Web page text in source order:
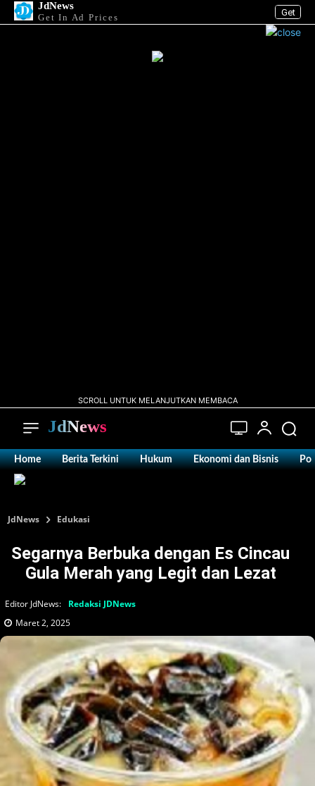
Get
JdNews
Get In Ad Prices
SCROLL UNTUK MELANJUTKAN MEMBACA
JdNews
Home Berita Terkini Hukum Ekonomi dan Bisnis
JdNews Edukasi
Segarnya Berbuka dengan Es Cincau
Gula Merah yang Legit dan Lezat
Editor JdNews:
Redaksi JDNews
Maret 2, 2025